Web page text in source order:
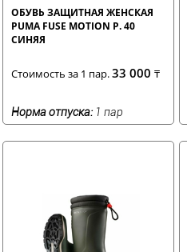
ОБУВЬ ЗАЩИТНАЯ ЖЕНСКАЯ
PUMA FUSE MOTION Р. 40
СИНЯЯ
Стоимость за 1 пар.33 000 ₸
Норма отпуска: 1 пар